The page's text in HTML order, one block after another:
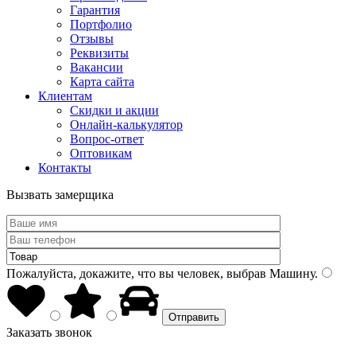
Гарантия
Портфолио
Отзывы
Реквизиты
Вакансии
Карта сайта
Клиентам
Скидки и акции
Онлайн-калькулятор
Вопрос-ответ
Оптовикам
Контакты
Вызвать замерщика
Пожалуйста, докажите, что вы человек, выбрав Машину.
Заказать звонок